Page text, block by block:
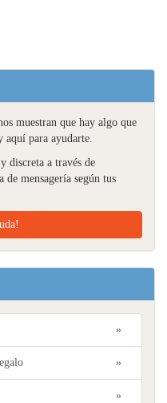
muestran que hay algo que
aquí para ayudarte.
discreta a través de
de mensagería según tus
»
»
»